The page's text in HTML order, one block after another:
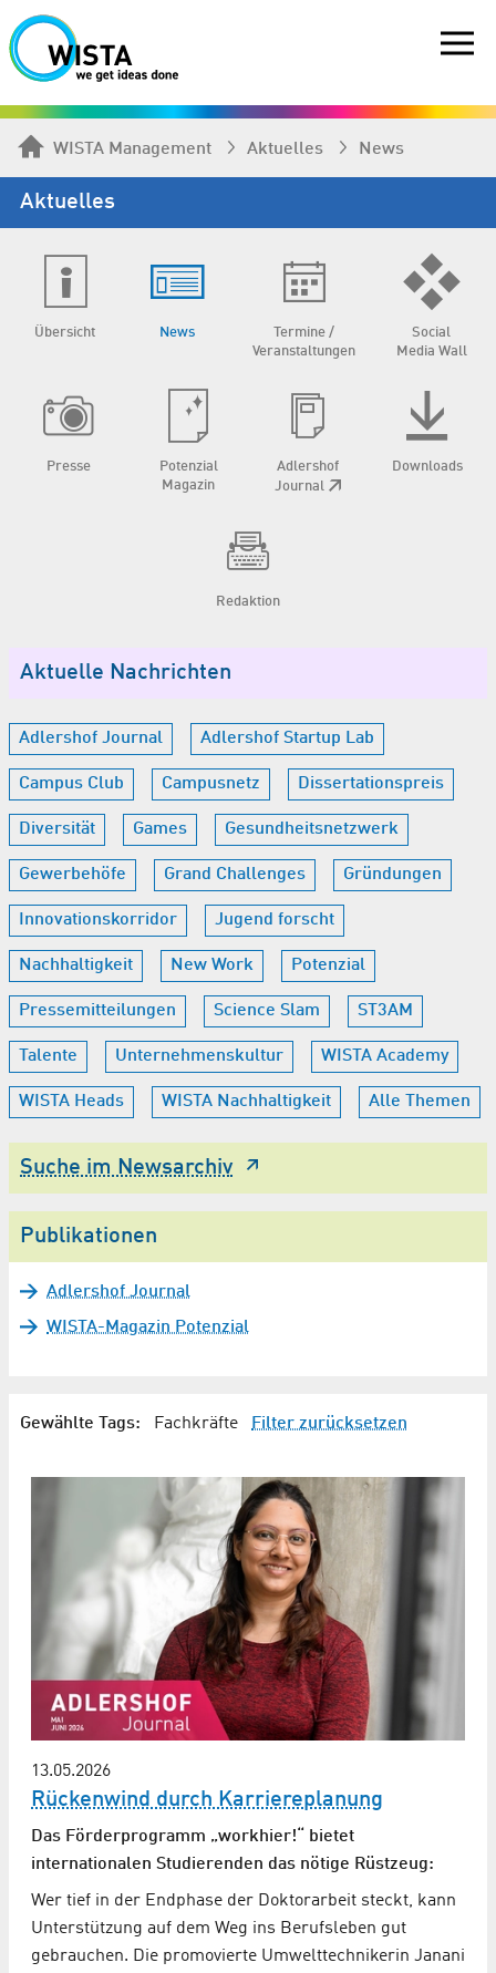
WISTA Management Aktuelles News
Aktuelles
Übersicht News
Termine /
Veranstaltungen
Social
Media Wall
Presse
Potenzial
Magazin
Adlershof
Journal
Downloads
Redaktion
Aktuelle Nachrichten
Adlershof Journal Adlershof Startup Lab
Campus Club Campusnetz Dissertationspreis
Diversität Games Gesundheitsnetzwerk
Gewerbehöfe Grand Challenges Gründungen
Innovationskorridor Jugend forscht
Nachhaltigkeit New Work Potenzial
Pressemitteilungen Science Slam ST3AM
Talente Unternehmenskultur WISTA Academy
WISTA Heads WISTA Nachhaltigkeit Alle Themen
Suche im Newsarchiv
Publikationen
Adlershof Journal
WISTA-Magazin Potenzial
Gewählte Tags: Fachkräfte Filter zurücksetzen
13.05.2026
Rückenwind durch Karriereplanung
Das Förderprogramm „workhier!“ bietet
internationalen Studierenden das nötige Rüstzeug:
Wer tief in der Endphase der Doktorarbeit steckt, kann
Unterstützung auf dem Weg ins Berufsleben gut
gebrauchen. Die promovierte Umwelttechnikerin Janani